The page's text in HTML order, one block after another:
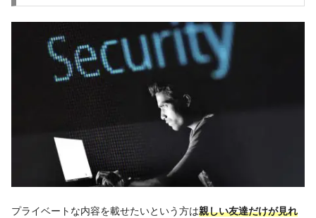
プライベートな内容を載せたいという方は親しい友達だけが見れ